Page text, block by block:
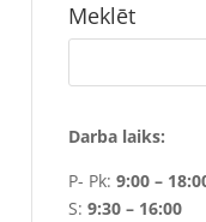
Meklēt
Darba laiks:
P- Pk:9:00 –
S: 9:30 – 16:00